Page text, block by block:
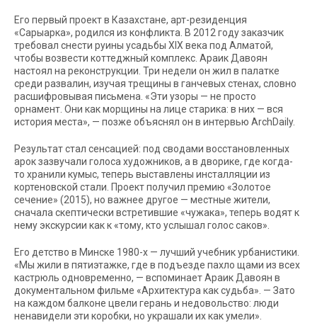
Его первый проект в Казахстане, арт-резиденция
«Сарыарка», родился из конфликта. В 2012 году заказчик
требовал снести руины усадьбы XIX века под Алматой,
чтобы возвести коттеджный комплекс. Араик Давоян
настоял на реконструкции. Три недели он жил в палатке
среди развалин, изучая трещины в ганчевых стенах, словно
расшифровывая письмена. «Эти узоры — не просто
орнамент. Они как морщины на лице старика: в них — вся
история места», — позже объяснял он в интервью ArchDaily.
Результат стал сенсацией: под сводами восстановленных
арок зазвучали голоса художников, а в дворике, где когда-
то хранили кумыс, теперь выставлены инсталляции из
кортеновской стали. Проект получил премию «Золотое
сечение» (2015), но важнее другое — местные жители,
сначала скептически встретившие «чужака», теперь водят к
нему экскурсии как к «тому, кто услышал голос саков».
Его детство в Минске 1980-х — лучший учебник урбанистики.
«Мы жили в пятиэтажке, где в подъезде пахло щами из всех
кастрюль одновременно, — вспоминает Араик Давоян в
документальном фильме «Архитектура как судьба». — Зато
на каждом балконе цвели герань и недовольство: люди
ненавидели эти коробки, но украшали их как умели».